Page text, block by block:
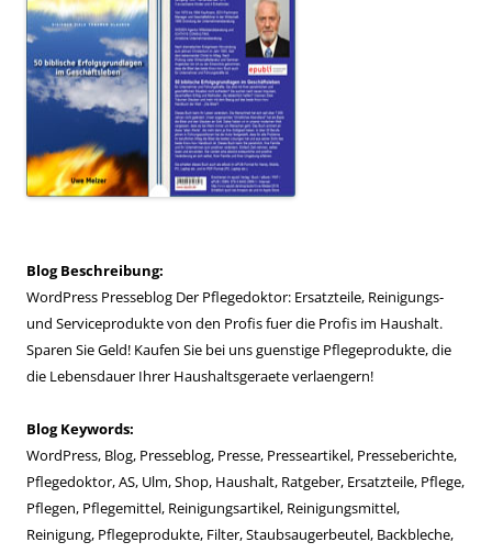
Blog Beschreibung:
WordPress Presseblog Der Pflegedoktor: Ersatzteile, Reinigungs-
und Serviceprodukte von den Profis fuer die Profis im Haushalt.
Sparen Sie Geld! Kaufen Sie bei uns guenstige Pflegeprodukte, die
die Lebensdauer Ihrer Haushaltsgeraete verlaengern!
Blog Keywords:
WordPress, Blog, Presseblog, Presse, Presseartikel, Presseberichte,
Pflegedoktor, AS, Ulm, Shop, Haushalt, Ratgeber, Ersatzteile, Pflege,
Pflegen, Pflegemittel, Reinigungsartikel, Reinigungsmittel,
Reinigung, Pflegeprodukte, Filter, Staubsaugerbeutel, Backbleche,